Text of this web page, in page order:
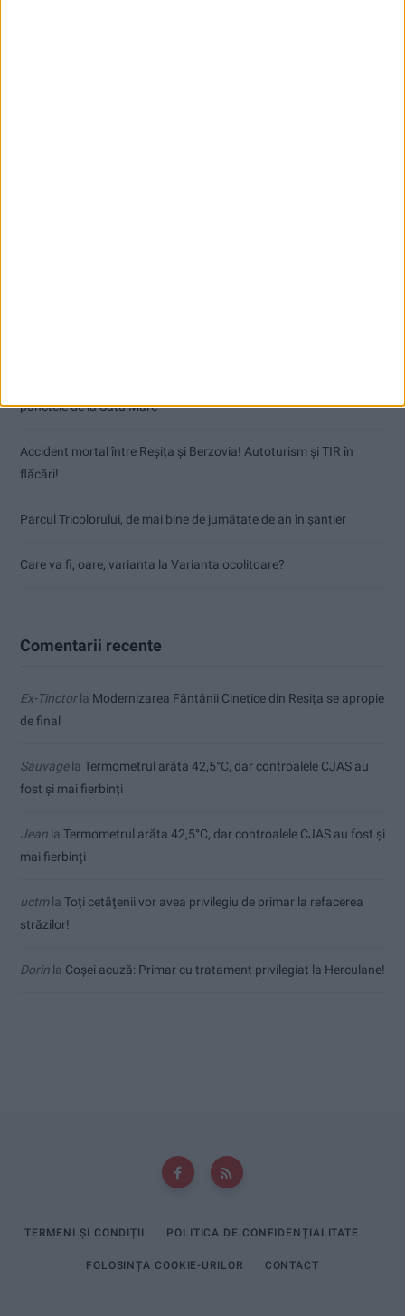
punctele de la Satu Mare
Accident mortal între Reșița și Berzovia! Autoturism și TIR în
flăcări!
Parcul Tricolorului, de mai bine de jumătate de an în șantier
Care va fi, oare, varianta la Varianta ocolitoare?
Comentarii recente
Ex-Tinctorla Modernizarea Fântânii Cinetice din Reșița se apropie
de final
Sauvagela Termometrul arăta 42,5°C, dar controalele CJAS au
fost și mai fierbinți
Jean la Termometrul arăta 42,5°C, dar controalele CJAS au fost și
mai fierbinți
uctmla Toți cetățenii vor avea privilegiu de primar la refacerea
străzilor!
Dorin la Coșei acuză: Primar cu tratament privilegiat la Herculane!
TERMENI ȘI CONDIȚII POLITICA DE CONFIDENȚIALITATE
FOLOSINȚA COOKIE-URILOR CONTACT